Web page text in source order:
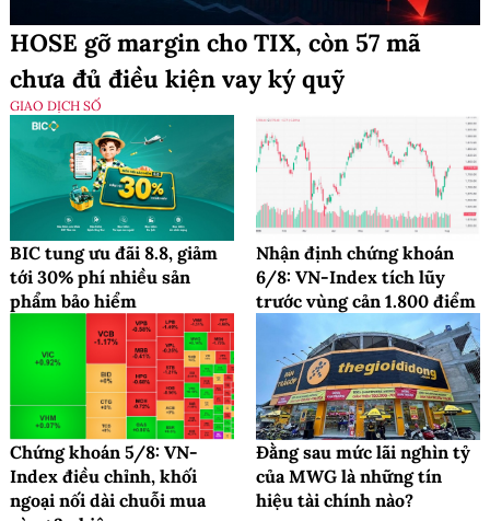
HOSE gỡ margin cho TIX, còn 57 mã
chưa đủ điều kiện vay ký quỹ
GIAO DỊCH SỐ
BIC tung ưu đãi 8.8, giảm
tới 30% phí nhiều sản
phẩm bảo hiểm
Nhận định chứng khoán
6/8: VN-Index tích lũy
trước vùng cản 1.800 điểm
Chứng khoán 5/8: VN-
Index điều chỉnh, khối
ngoại nối dài chuỗi mua
Đằng sau mức lãi nghìn tỷ
của MWG là những tín
hiệu tài chính nào?